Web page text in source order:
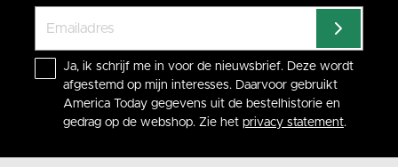
Ja, ik schrijf me in voor de nieuwsbrief. Deze wordt
afgestemd op mijn interesses. Daarvoor gebruikt
America Today gegevens uit de bestelhistorie en
gedrag op de webshop. Zie het privacy statement.